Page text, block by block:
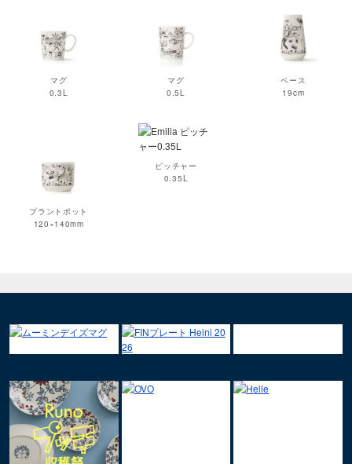
マグ
0.3L
マグ
0.5L
ベース
19cm
プラントポット
120×140mm
ピッチャー
0.35L